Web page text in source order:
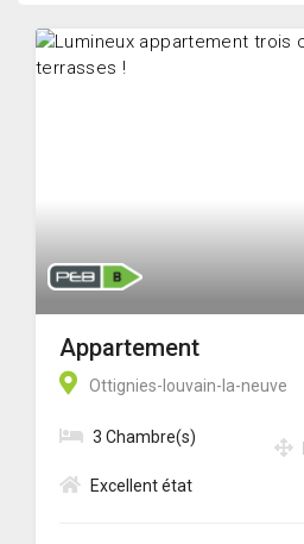
Appartement
Ottignies-louvain-la-neuve
3 Chambre(s)
Excellent état